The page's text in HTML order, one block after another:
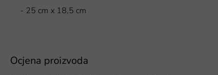
- 25 cm x 18,5 cm
Ocjena proizvoda